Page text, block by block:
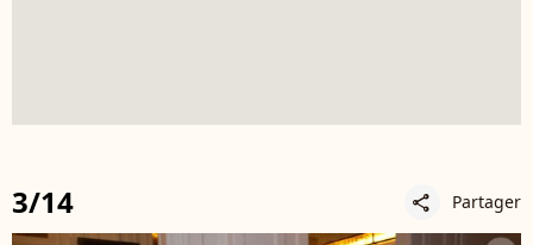
3/14 share Partager